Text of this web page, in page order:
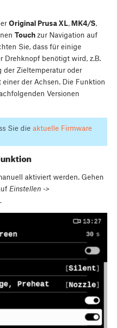
Original Prusa XL, MK4/S,
Touch zur Navigation auf
Sie, dass für einige
Drehknopf benötigt wird, z.B.
Zieltemperatur oder
der Achsen. Die Funktion
Versionen
Sie die aktuelle Firmware
aktiviert werden. Gehen
Einstellen ->
.